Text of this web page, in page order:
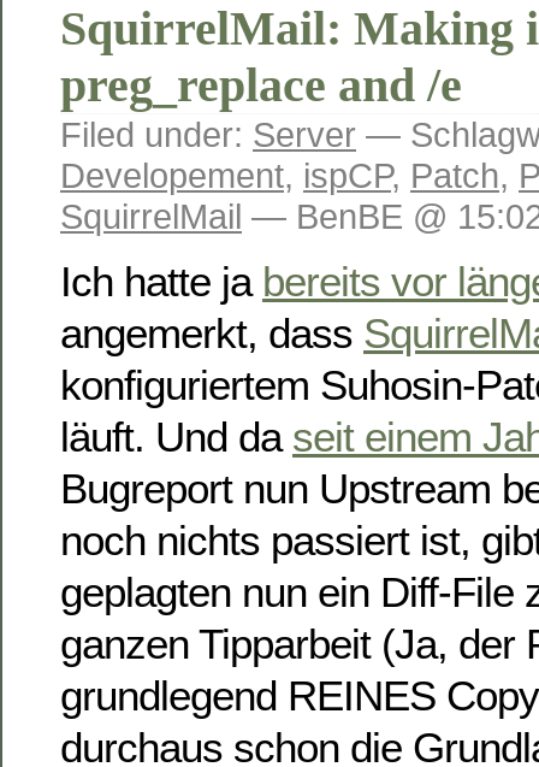
SquirrelMail: Making
preg_replace and /e
Filed under: Server —
Developement, ispCP, Patch,
SquirrelMail — BenBE @
Ich hatte ja bereits vor
angemerkt, dass
konfiguriertem Suhosin-
läuft. Und da seit einem
Bugreport nun Upstream
noch nichts passiert ist,
geplagten nun ein Diff-File
ganzen Tipparbeit (Ja, der
grundlegend REINES
durchaus schon die